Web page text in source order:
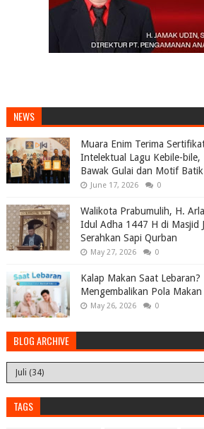
NEWS
Muara Enim Terima
Intelektual Lagu Kebile-
Bawak Gulai dan Motif
June 17, 2026 0
Walikota Prabumulih, H.
Idul Adha 1447 H di Masjid
Serahkan Sapi Qurban
May 27, 2026 0
Kalap Makan Saat Lebaran?
Mengembalikan Pola
May 26, 2026 0
BLOG ARCHIVE
TAGS